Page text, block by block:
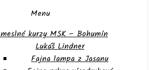
Menu
kurzy MSK – Bohumín
Lukáš Lindner
Fajna lampa z Jasanu